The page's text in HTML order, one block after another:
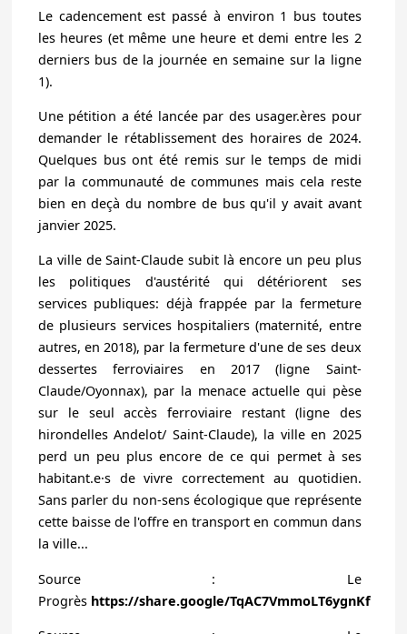
Le cadencement est passé à environ 1 bus toutes
les heures (et même une heure et demi entre les 2
derniers bus de la journée en semaine sur la ligne
1).
Une pétition a été lancée par des usager.ères pour
demander le rétablissement des horaires de 2024.
Quelques bus ont été remis sur le temps de midi
par la communauté de communes mais cela reste
bien en deçà du nombre de bus qu'il y avait avant
janvier 2025.
La ville de Saint-Claude subit là encore un peu plus
les politiques d'austérité qui détériorent ses
services publiques: déjà frappée par la fermeture
de plusieurs services hospitaliers (maternité, entre
autres, en 2018), par la fermeture d'une de ses deux
dessertes ferroviaires en 2017 (ligne Saint-
Claude/Oyonnax), par la menace actuelle qui pèse
sur le seul accès ferroviaire restant (ligne des
hirondelles Andelot/ Saint-Claude), la ville en 2025
perd un peu plus encore de ce qui permet à ses
habitant.e·s de vivre correctement au quotidien.
Sans parler du non-sens écologique que représente
cette baisse de l'offre en transport en commun dans
la ville...
Source : Le
Progrès https://share.google/TqAC7VmmoLT6ygnKf